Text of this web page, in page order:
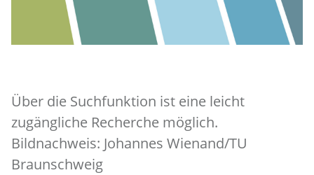
Über die Suchfunktion ist eine leicht
zugängliche Recherche möglich.
Bildnachweis: Johannes Wienand/TU
Braunschweig